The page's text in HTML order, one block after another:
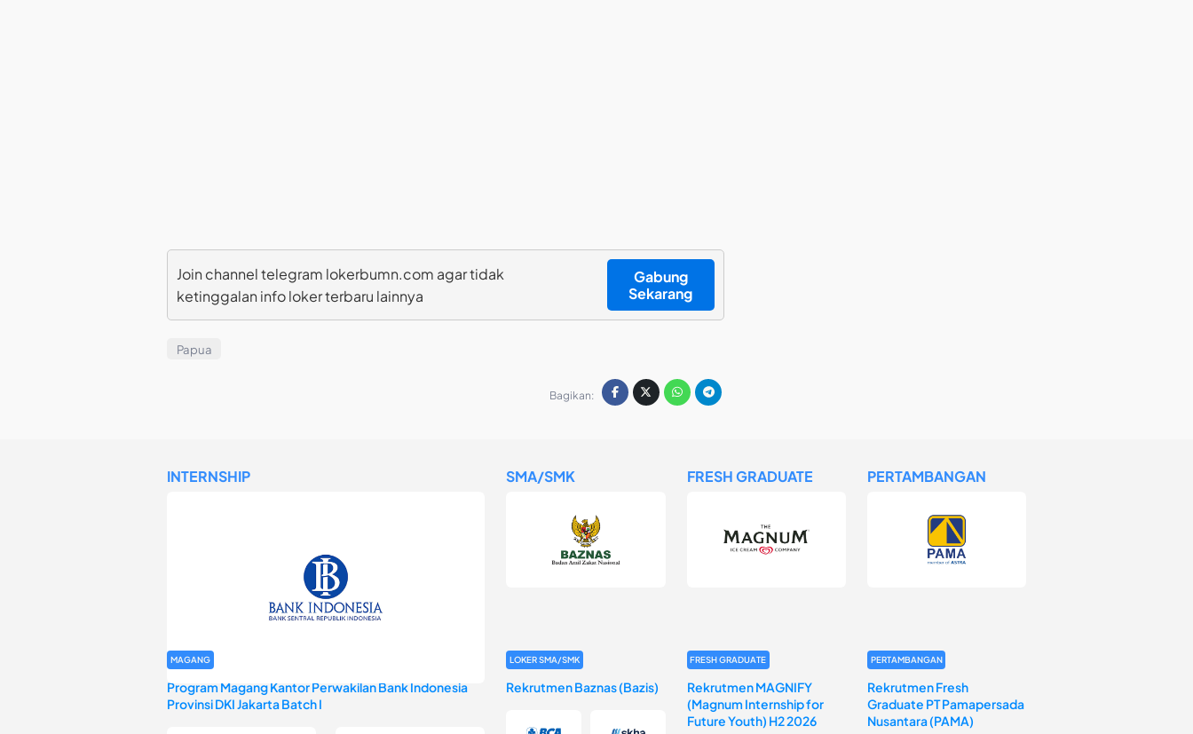
Join channel telegram lokerbumn.com agar tidak
ketinggalan info loker terbaru lainnya
Gabung
Sekarang
Papua
Bagikan:
INTERNSHIP
MAGANG
Program Magang Kantor Perwakilan Bank Indonesia
Provinsi DKI Jakarta Batch I
SMA/SMK
LOKER SMA/SMK
Rekrutmen Baznas (Bazis)
FRESH GRADUATE
FRESH GRADUATE
Rekrutmen MAGNIFY
(Magnum Internship for
Future Youth) H2 2026
PERTAMBANGAN
PERTAMBANGAN
Rekrutmen Fresh
Graduate PT Pamapersada
Nusantara (PAMA)